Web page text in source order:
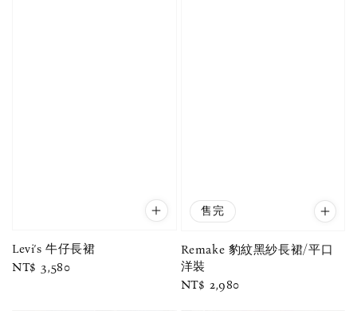
Levi’s 牛仔長裙
Regular
NT$ 3,580
售完
Remake 豹紋黑紗長裙/平口
洋裝
Regular
NT$ 2,980